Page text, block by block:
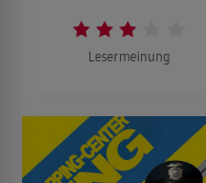
Lesermeinung